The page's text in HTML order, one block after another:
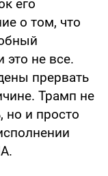
его
о том, что
это не все.
прервать
Трамп не
но и просто